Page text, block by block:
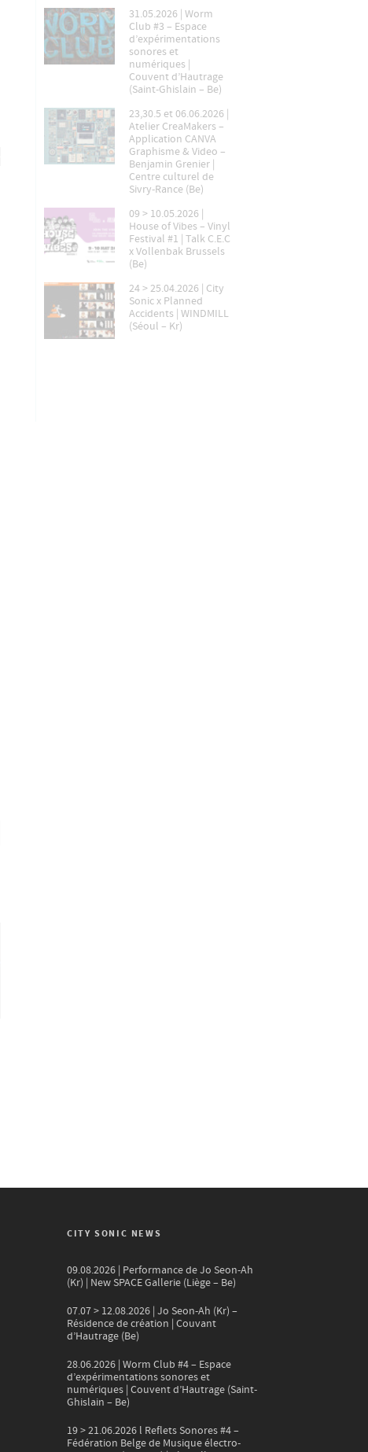
31.05.2026 | Worm
Club #3 – Espace
d’expérimentations
sonores et
numériques |
Couvent d’Hautrage
(Saint-Ghislain – Be)
23,30.5 et 06.06.2026 |
Atelier CreaMakers –
Application CANVA
Graphisme & Video –
Benjamin Grenier |
Centre culturel de
Sivry-Rance (Be)
09 > 10.05.2026 |
House of Vibes – Vinyl
Festival #1 | Talk C.E.C
x Vollenbak Brussels
(Be)
24 > 25.04.2026 | City
Sonic x Planned
Accidents | WINDMILL
(Séoul – Kr)
CITY SONIC NEWS
09.08.2026 | Performance de Jo Seon-Ah
(Kr) | New SPACE Gallerie (Liège – Be)
07.07 > 12.08.2026 | Jo Seon-Ah (Kr) –
Résidence de création | Couvant
d’Hautrage (Be)
28.06.2026 | Worm Club #4 – Espace
d’expérimentations sonores et
numériques | Couvent d’Hautrage (Saint-
Ghislain – Be)
19 > 21.06.2026 l Reflets Sonores #4 –
Fédération Belge de Musique électro-